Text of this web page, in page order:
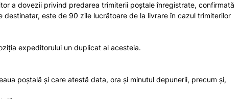
a dovezii privind predarea trimiterii poştale înregistrate, confirmată
este de 90 zile lucrătoare de la livrare în cazul trimiterilor
expeditorului un duplicat al acesteia.
poştală şi care atestă data, ora și minutul depunerii, precum şi,